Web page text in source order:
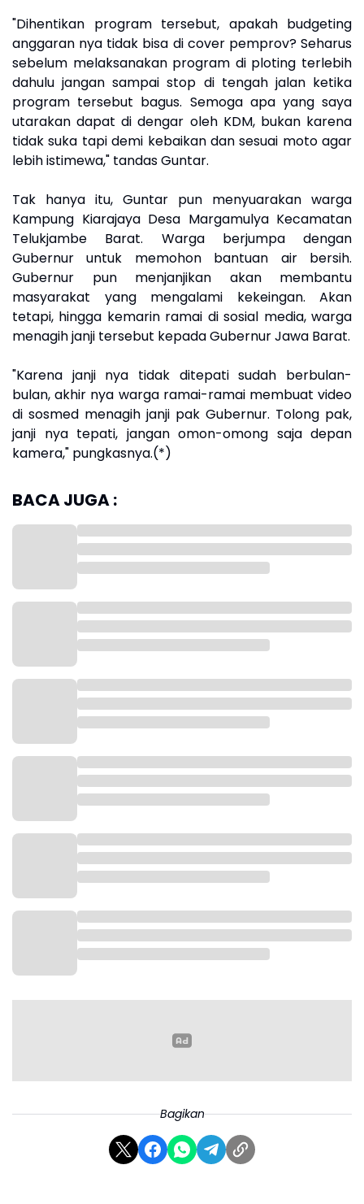
"Dihentikan program tersebut, apakah budgeting
anggaran nya tidak bisa di cover pemprov? Seharus
sebelum melaksanakan program di ploting terlebih
dahulu jangan sampai stop di tengah jalan ketika
program tersebut bagus. Semoga apa yang saya
utarakan dapat di dengar oleh KDM, bukan karena
tidak suka tapi demi kebaikan dan sesuai moto agar
lebih istimewa," tandas Guntar.
Tak hanya itu, Guntar pun menyuarakan warga
Kampung Kiarajaya Desa Margamulya Kecamatan
Telukjambe Barat. Warga berjumpa dengan
Gubernur untuk memohon bantuan air bersih.
Gubernur pun menjanjikan akan membantu
masyarakat yang mengalami kekeingan. Akan
tetapi, hingga kemarin ramai di sosial media, warga
menagih janji tersebut kepada Gubernur Jawa Barat.
"Karena janji nya tidak ditepati sudah berbulan-
bulan, akhir nya warga ramai-ramai membuat video
di sosmed menagih janji pak Gubernur. Tolong pak,
janji nya tepati, jangan omon-omong saja depan
kamera," pungkasnya.(*)
BACA JUGA :
Bagikan